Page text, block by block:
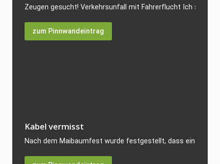
Zeugen gesucht! Verkehrsunfall mit Fahrerflucht Ich suche
zum Pinnwandeintrag
Kabel vermisst
Nach dem Maibaumfest wurde festgestellt, dass ein